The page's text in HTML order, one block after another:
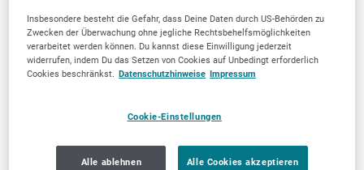
ermöglichen Ihnen die Umsetzung Ihrer PV-
Anlage mit Speicher binnen weniger Wochen.
Bei uns zahlen Sie 0% Anzahlung und meiden
somit ein finanzielles Risiko. Zusätzlich sind Sie
Handwerksgewährleistung geschützt. Wir
die besten Solaranlagen, Module,
Insbesondere besteht die Gefahr, dass Deine Daten durch US-Behörden zu
Zwecken der Überwachung ohne jegliche Rechtsbehelfsmöglichkeiten
verarbeitet werden können. Du kannst diese Einwilligung jederzeit
widerrufen, indem Du das Setzen von Cookies auf Unbedingt erforderlich
Cookies beschränkst. Datenschutzhinweise Impressum
Cookie-Einstellungen
Alle ablehnen Alle Cookies akzeptieren